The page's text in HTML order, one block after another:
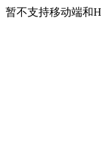
暂不支持移动端和